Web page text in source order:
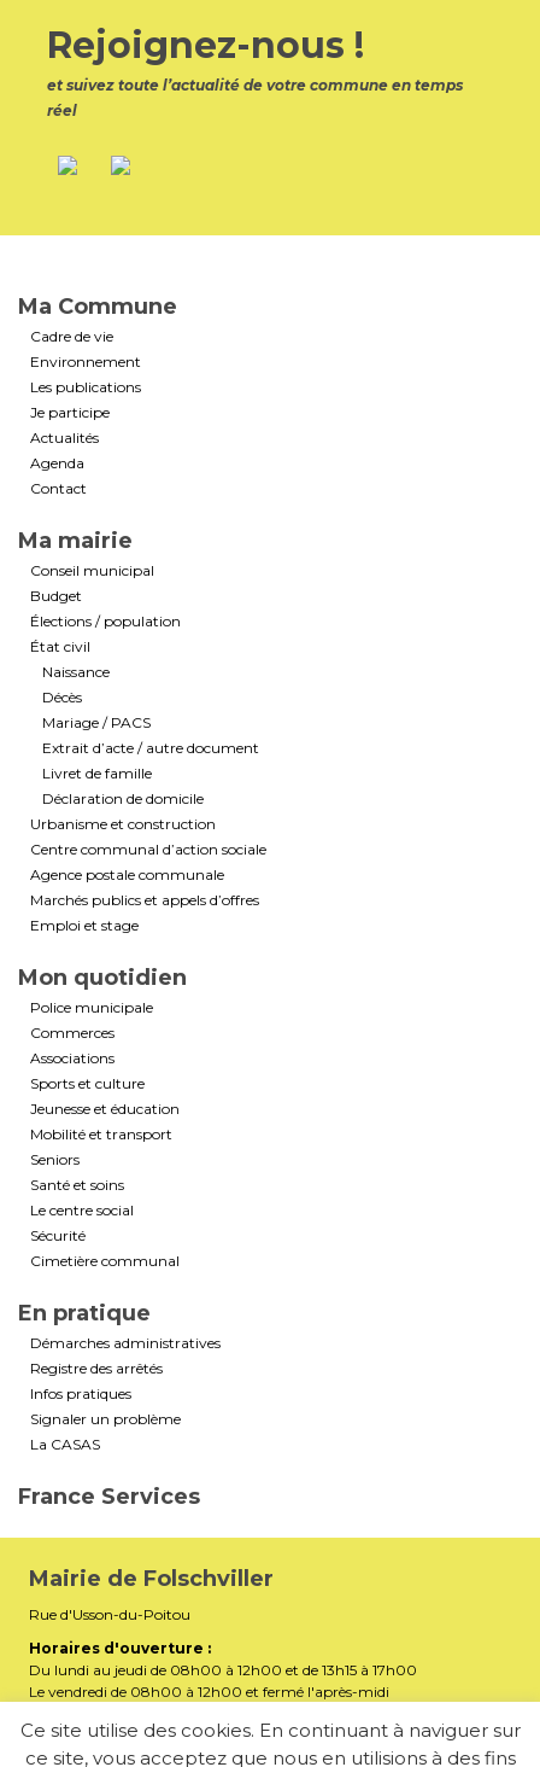
Rejoignez-nous !
et suivez toute l’actualité de votre commune en temps
réel
Ma Commune
Cadre de vie
Environnement
Les publications
Je participe
Actualités
Agenda
Contact
Ma mairie
Conseil municipal
Budget
Élections / population
État civil
Naissance
Décès
Mariage / PACS
Extrait d’acte / autre document
Livret de famille
Déclaration de domicile
Urbanisme et construction
Centre communal d’action sociale
Agence postale communale
Marchés publics et appels d’offres
Emploi et stage
Mon quotidien
Police municipale
Commerces
Associations
Sports et culture
Jeunesse et éducation
Mobilité et transport
Seniors
Santé et soins
Le centre social
Sécurité
Cimetière communal
En pratique
Démarches administratives
Registre des arrêtés
Infos pratiques
Signaler un problème
La CASAS
France Services
Mairie de Folschviller
Rue d'Usson-du-Poitou
Horaires d'ouverture :
Du lundi au jeudi de 08h00 à 12h00 et de 13h15 à 17h00
Le vendredi de 08h00 à 12h00 et fermé l'après-midi
Téléphone :03 87 29 32 90
E-mail : mairiefolschviller57730@gmail.com
Ce site utilise des cookies. En continuant à naviguer sur
ce site, vous acceptez que nous en utilisions à des fins